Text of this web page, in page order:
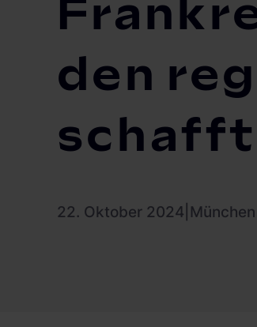
den
schafft
22. Oktober 2024 München